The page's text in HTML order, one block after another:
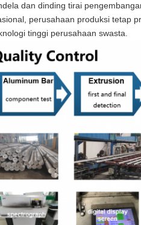
dan dinding tirai
perusahaan produksi tetap
tinggi perusahaan swasta.